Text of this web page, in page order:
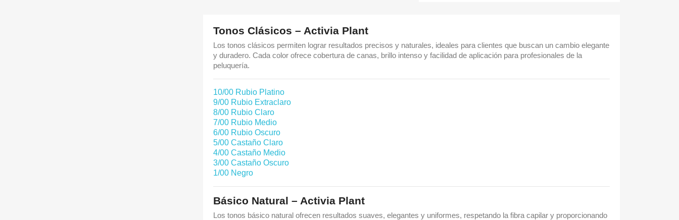
Tonos Clásicos – Activia Plant
Los tonos clásicos permiten lograr resultados precisos y naturales, ideales para clientes que buscan un cambio elegante
y duradero. Cada color ofrece cobertura de canas, brillo intenso y facilidad de aplicación para profesionales de la
peluquería.
10/00 Rubio Platino
9/00 Rubio Extraclaro
8/00 Rubio Claro
7/00 Rubio Medio
6/00 Rubio Oscuro
5/00 Castaño Claro
4/00 Castaño Medio
3/00 Castaño Oscuro
1/00 Negro
Básico Natural – Activia Plant
Los tonos básico natural ofrecen resultados suaves, elegantes y uniformes, respetando la fibra capilar y proporcionando